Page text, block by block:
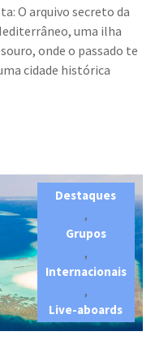
O arquivo secreto da
uma ilha
onde o passado te
cidade histórica
Destaques
,
Grupos
,
Internacionais
,
Live-aboards